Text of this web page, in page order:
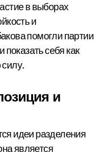
в выборах
и
помогли партии
показать себя как
и
идеи разделения
является